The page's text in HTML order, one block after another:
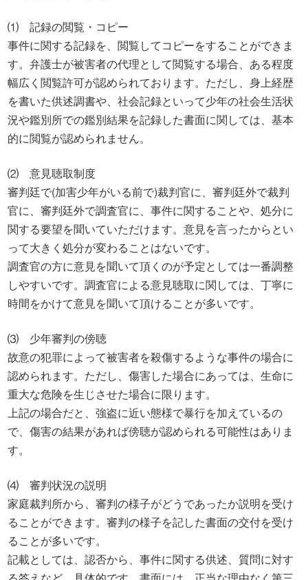
⑴ 記録の閲覧・コピー
事件に関する記録を、閲覧してコピーをすることができま
す。弁護士が被害者の代理として閲覧する場合、ある程度
幅広く閲覧許可が認められております。ただし、身上経歴
を書いた供述調書や、社会記録といって少年の社会生活状
況や鑑別所での鑑別結果を記録した書面に関しては、基本
的に閲覧が認められません。
⑵ 意見聴取制度
審判廷で(加害少年がいる前で)裁判官に、審判廷外で裁判
官に、審判廷外で調査官に、事件に関することや、処分に
関する要望を聞いていただけます。意見を言ったからとい
って大きく処分が変わることはないです。
調査官の方に意見を聞いて頂くのが予定としては一番調整
しやすいです。調査官による意見聴取に関しては、丁寧に
時間をかけて意見を聞いて頂けることが多いです。
⑶ 少年審判の傍聴
故意の犯罪によって被害者を殺傷するような事件の場合に
認められます。ただし、傷害した場合にあっては、生命に
重大な危険を生じさせた場合に限ります。
上記の場合だと、強盗に近い態様で暴行を加えているの
で、傷害の結果があれば傍聴が認められる可能性はありま
す。
⑷ 審判状況の説明
家庭裁判所から、審判の様子がどうであったか説明を受け
ることができます。審判の様子を記した書面の交付を受け
ることが多いです。
記載としては、認否から、事件に関する供述、質問に対す